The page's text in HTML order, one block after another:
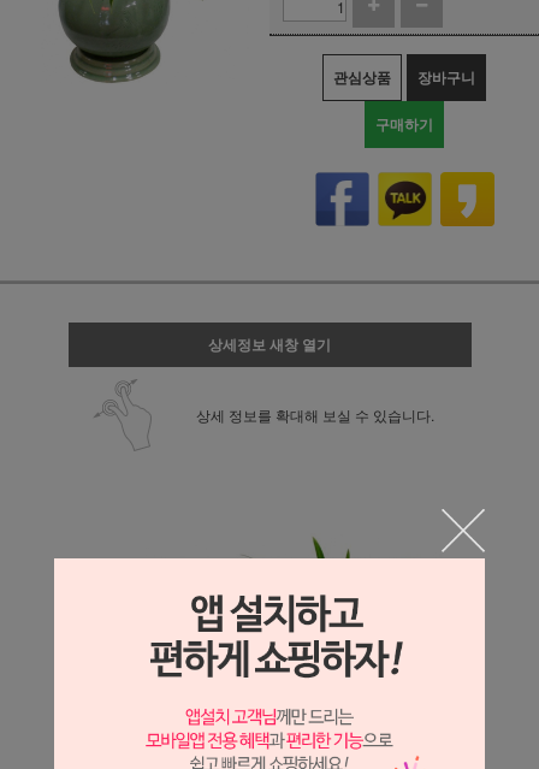
관심상품 장바구니
구매하기
상세정보 새창 열기
상세 정보를 확대해 보실 수 있습니다.